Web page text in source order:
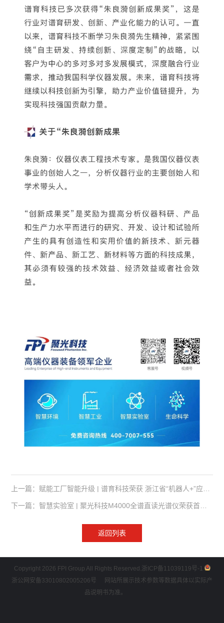
上一篇：赋能工厂智能升级 | 谱育科技荣获 浙江省“机器人+”应用标杆企业称号
下一篇：智慧实验室 | 聚光科技M4000全谱直读光谱仪荣获首届“金燧奖”中国光电仪器品牌榜金奖！EXPEC 6500荣获铜奖！
返回列表
Copyright 2026 FPI Group All Rights Reserved.浙ICP备11039119号-1
浙公网安备33010802005206号
网站所展示技术参数等数据具体以实际产
品说明书为准。